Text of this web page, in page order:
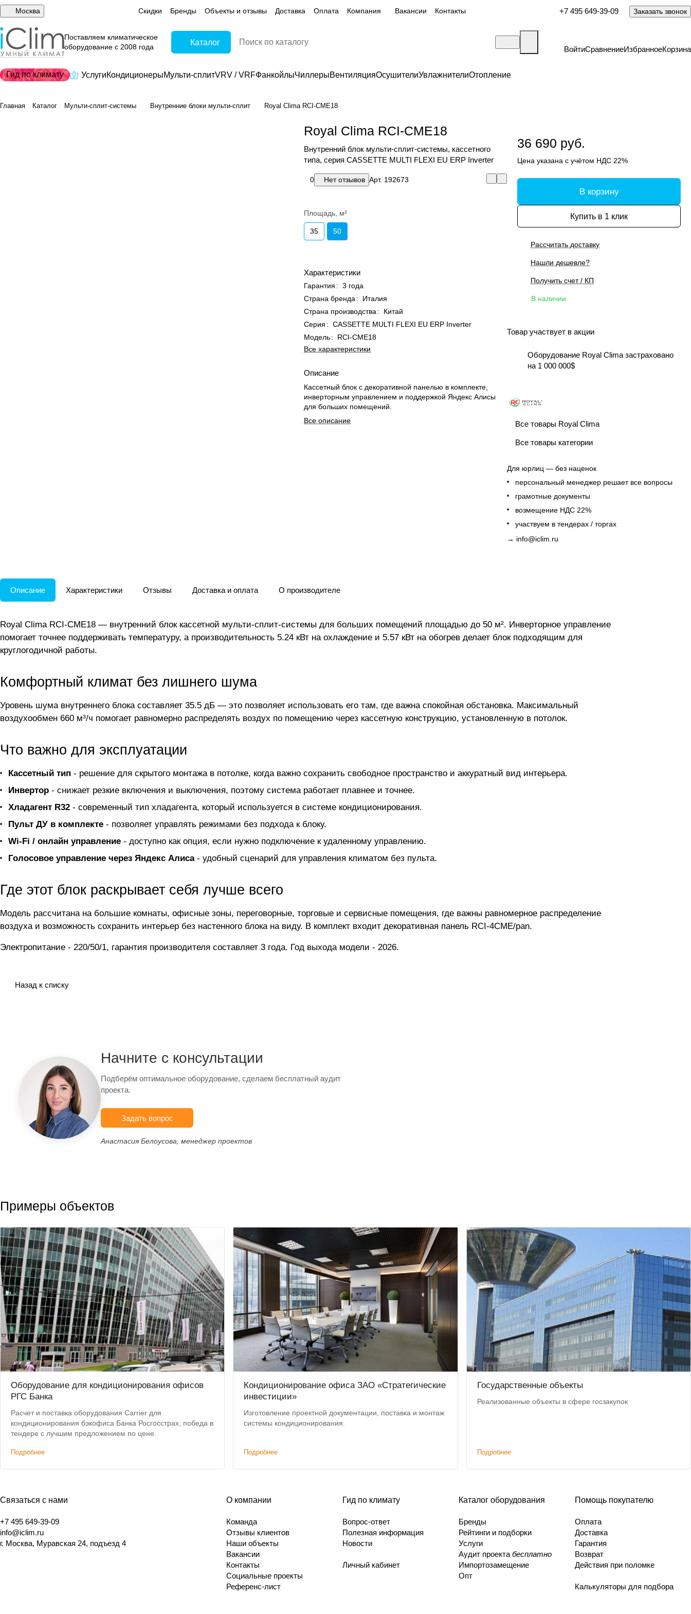
Москва Скидки Бренды Объекты и отзывы Доставка Оплата Компания Вакансии Контакты +7 495 649-39-09 Заказать звонок
Поставляем климатическое
оборудование с 2008 года
Каталог
ВойтиСравнениеИзбранноеКорзина
Гид по климату УслугиКондиционерыМульти-сплитVRV / VRFФанкойлыЧиллерыВентиляцияОсушителиУвлажнителиОтопление
Главная Каталог Мульти-сплит-системы Внутренние блоки мульти-сплит Royal Clima RCI-CME18
Royal Clima RCI-CME18
Внутренний блок мульти-сплит-системы, кассетного
типа, серия CASSETTE MULTI FLEXI EU ERP Inverter
0 Нет отзывов Арт. 192673
Площадь, м²
35 50
Характеристики
Гарантия : 3 года
Страна бренда :
Италия
Страна производства :
Китай
Серия : CASSETTE MULTI FLEXI EU ERP Inverter
Модель:
RCI-CME18
Все характеристики
Описание
Кассетный блок с декоративной панелью в комплекте,
инверторным управлением и поддержкой Яндекс Алисы
для больших помещений.
Все описание
36 690 руб.
Цена указана с учётом НДС 22%
В корзину
Купить в 1 клик
Рассчитать доставку
Нашли дешевле?
Получить счет / КП
В наличии
Товар участвует в акции
Оборудование Royal Clima застраховано
на 1 000 000$
Все товары Royal Clima
Все товары категории
Для юрлиц — без наценок
персональный менеджер решает все вопросы
грамотные документы
возмещение НДС 22%
участвуем в тендерах / торгах
→ info@iclim.ru
Описание Характеристики Отзывы Доставка и оплата О производителе
Royal Clima RCI-CME18 — внутренний блок кассетной мульти-сплит-системы для больших помещений площадью до 50 м². Инверторное управление
помогает точнее поддерживать температуру, а производительность 5.24 кВт на охлаждение и 5.57 кВт на обогрев делает блок подходящим для
круглогодичной работы.
Комфортный климат без лишнего шума
Уровень шума внутреннего блока составляет 35.5 дБ — это позволяет использовать его там, где важна спокойная обстановка. Максимальный
воздухообмен 660 м³/ч помогает равномерно распределять воздух по помещению через кассетную конструкцию, установленную в потолок.
Что важно для эксплуатации
Кассетный тип - решение для скрытого монтажа в потолке, когда важно сохранить свободное пространство и аккуратный вид интерьера.
Инвертор - снижает резкие включения и выключения, поэтому система работает плавнее и точнее.
Хладагент R32 - современный тип хладагента, который используется в системе кондиционирования.
Пульт ДУ в комплекте - позволяет управлять режимами без подхода к блоку.
Wi-Fi / онлайн управление - доступно как опция, если нужно подключение к удаленному управлению.
Голосовое управление через Яндекс Алиса- удобный сценарий для управления климатом без пульта.
Где этот блок раскрывает себя лучше всего
Модель рассчитана на большие комнаты, офисные зоны, переговорные, торговые и сервисные помещения, где важны равномерное распределение
воздуха и возможность сохранить интерьер без настенного блока на виду. В комплект входит декоративная панель RCI-4CME/pan.
Электропитание - 220/50/1, гарантия производителя составляет 3 года. Год выхода модели - 2026.
Назад к списку
Начните с консультации
Подберём оптимальное оборудование, сделаем бесплатный аудит
проекта.
Задать вопрос
Анастасия Белоусова, менеджер проектов
Примеры объектов
Оборудование для кондиционирования офисов
РГС Банка
Расчет и поставка оборудования Carrier для
кондиционирования бэкофиса Банка Росгосстрах, победа в
тендере с лучшим предложением по цене.
Подробнее
Кондиционирование офиса ЗАО «Стратегические
инвестиции»
Изготовление проектной документации, поставка и монтаж
системы кондиционирования.
Подробнее
Государственные объекты
Реализованные объекты в сфере госзакупок
Подробнее
Связаться с нами
+7 495 649-39-09
info@iclim.ru
г. Москва, Муравская 24, подъезд 4
О компании
Команда
Отзывы клиентов
Наши объекты
Вакансии
Контакты
Социальные проекты
Референс-лист
Гид по климату
Вопрос-ответ
Полезная информация
Новости
Личный кабинет
Каталог оборудования
Бренды
Рейтинги и подборки
Услуги
Аудит проекта бесплатно
Импортозамещение
Опт
Помощь покупателю
Оплата
Доставка
Гарантия
Возврат
Действия при поломке
Калькуляторы для подбора